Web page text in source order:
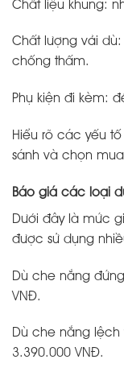
Chất liệu khung:
Chất lượng vải
chống thấm.
Phụ kiện đi kèm:
Hiểu rõ các yếu
sánh và chọn
Báo giá các loại
Dưới đây là mức
được sử dụng
Dù che nắng
VNĐ.
Dù che nắng lệch
3.390.000 VNĐ.